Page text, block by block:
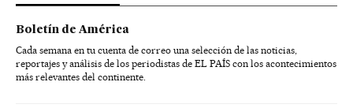
Boletín de América
Cada semana en tu cuenta de correo una selección de las noticias,
reportajes y análisis de los periodistas de EL PAÍS con los acontecimientos
más relevantes del continente.